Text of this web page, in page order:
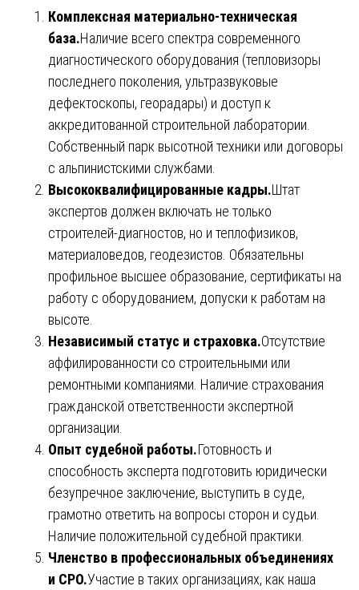
Комплексная материально-техническая
база.Наличие всего спектра современного
диагностического оборудования (тепловизоры
последнего поколения, ультразвуковые
дефектоскопы, георадары) и доступ к
аккредитованной строительной лаборатории.
Собственный парк высотной техники или договоры
с альпинистскими службами.
Высококвалифицированные кадры.Штат
экспертов должен включать не только
строителей-диагностов, но и теплофизиков,
материаловедов, геодезистов. Обязательны
профильное высшее образование, сертификаты на
работу с оборудованием, допуски к работам на
высоте.
Независимый статус и страховка.Отсутствие
аффилированности со строительными или
ремонтными компаниями. Наличие страхования
гражданской ответственности экспертной
организации.
Опыт судебной работы.Готовность и
способность эксперта подготовить юридически
безупречное заключение, выступить в суде,
грамотно ответить на вопросы сторон и судьи.
Наличие положительной судебной практики.
Членство в профессиональных объединениях
и СРО.Участие в таких организациях, как наша